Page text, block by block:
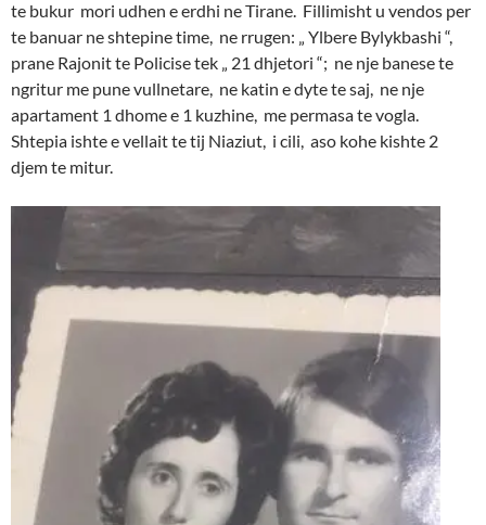
te bukur mori udhen e erdhi ne Tirane. Fillimisht u vendos per
te banuar ne shtepine time, ne rrugen: „ Ylbere Bylykbashi “,
prane Rajonit te Policise tek „ 21 dhjetori “; ne nje banese te
ngritur me pune vullnetare, ne katin e dyte te saj, ne nje
apartament 1 dhome e 1 kuzhine, me permasa te vogla.
Shtepia ishte e vellait te tij Niaziut, i cili, aso kohe kishte 2
djem te mitur.